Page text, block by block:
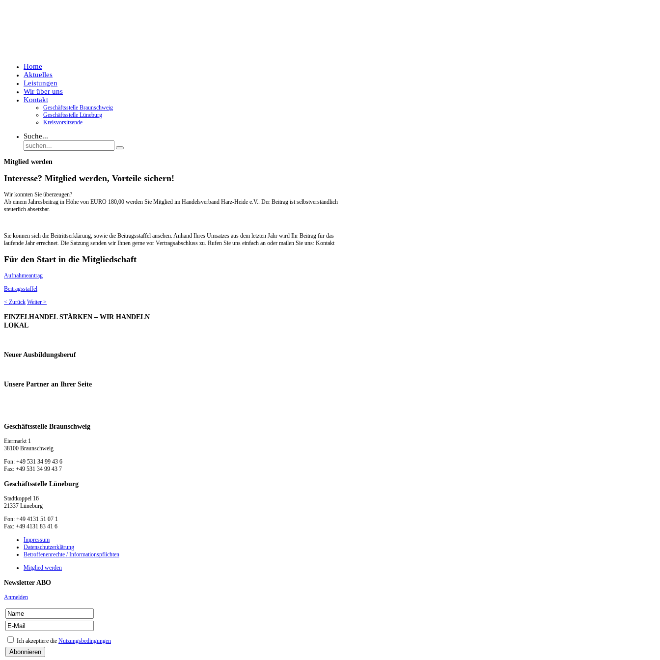
Home
Aktuelles
Leistungen
Wir über uns
Kontakt
Geschäftsstelle Braunschweig
Geschäftsstelle Lüneburg
Kreisvorsitzende
Suche...
Mitglied werden
Interesse? Mitglied werden, Vorteile sichern!
Wir konnten Sie überzeugen?
Ab einem Jahresbeitrag in Höhe von EURO 180,00 werden Sie Mitglied im Handelsverband Harz-Heide e.V.. Der Beitrag ist selbstverständlich
steuerlich absetzbar.
Sie können sich die Beitrittserklärung, sowie die Beitragsstaffel ansehen. Anhand Ihres Umsatzes aus dem letzten Jahr wird Ihr Beitrag für das
laufende Jahr errechnet. Die Satzung senden wir Ihnen gerne vor Vertragsabschluss zu. Rufen Sie uns einfach an oder mailen Sie uns: Kontakt
Für den Start in die Mitgliedschaft
Aufnahmeantrag
Beitragsstaffel
< Zurück Weiter >
EINZELHANDELSTÄRKEN – WIR HANDELN
LOKAL
Neuer Ausbildungsberuf
Unsere Partner an Ihrer Seite
Geschäftsstelle Braunschweig
Eiermarkt 1
38100 Braunschweig
Fon: +49 531 34 99 43 6
Fax: +49 531 34 99 43 7
Geschäftsstelle Lüneburg
Stadtkoppel 16
21337 Lüneburg
Fon: +49 4131 51 07 1
Fax: +49 4131 83 41 6
Impressum
Datenschutzerklärung
Betroffenenrechte / Informationspflichten
Mitglied werden
Newsletter ABO
Anmelden
Ich akzeptiere die Nutzungsbedingungen